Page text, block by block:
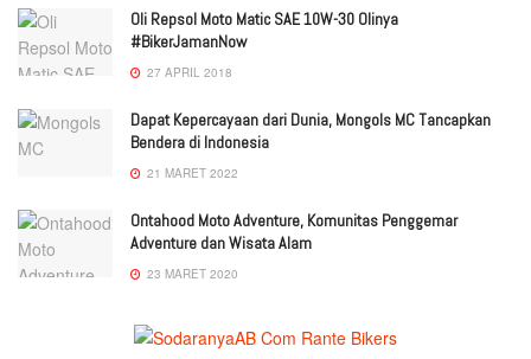
Oli Repsol Moto Matic SAE 10W-30 Olinya
#BikerJamanNow
27 APRIL 2018
Dapat Kepercayaan dari Dunia, Mongols MC Tancapkan
Bendera di Indonesia
21 MARET 2022
Ontahood Moto Adventure, Komunitas Penggemar
Adventure dan Wisata Alam
23 MARET 2020